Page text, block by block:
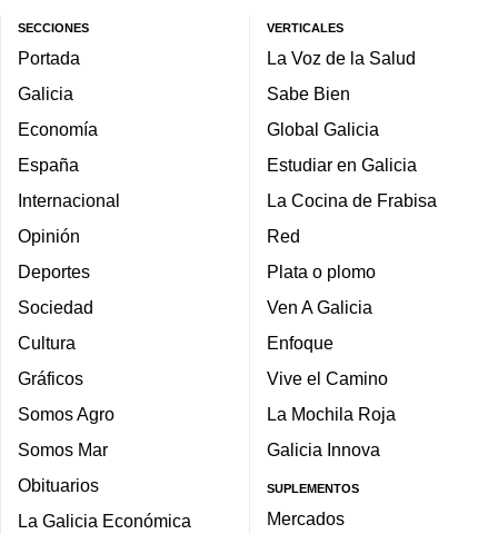
SECCIONES
Portada
Galicia
Economía
España
Internacional
Opinión
Deportes
Sociedad
Cultura
Gráficos
Somos Agro
Somos Mar
Obituarios
La Galicia Económica
VERTICALES
La Voz de la Salud
Sabe Bien
Global Galicia
Estudiar en Galicia
La Cocina de Frabisa
Red
Plata o plomo
Ven A Galicia
Enfoque
Vive el Camino
La Mochila Roja
Galicia Innova
SUPLEMENTOS
Mercados